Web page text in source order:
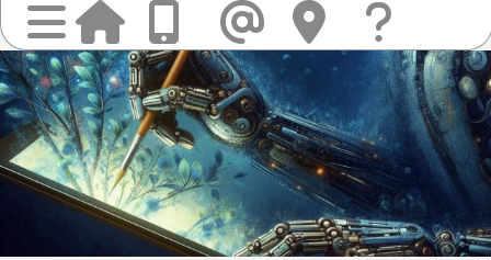
Anrufen
Mail
finden
Sie
uns
&